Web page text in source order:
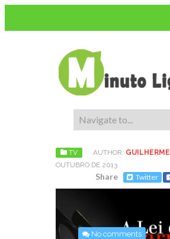
TV AUTHOR: GUILHERME
OUTUBRO DE 2013
Share Twitter
No comments